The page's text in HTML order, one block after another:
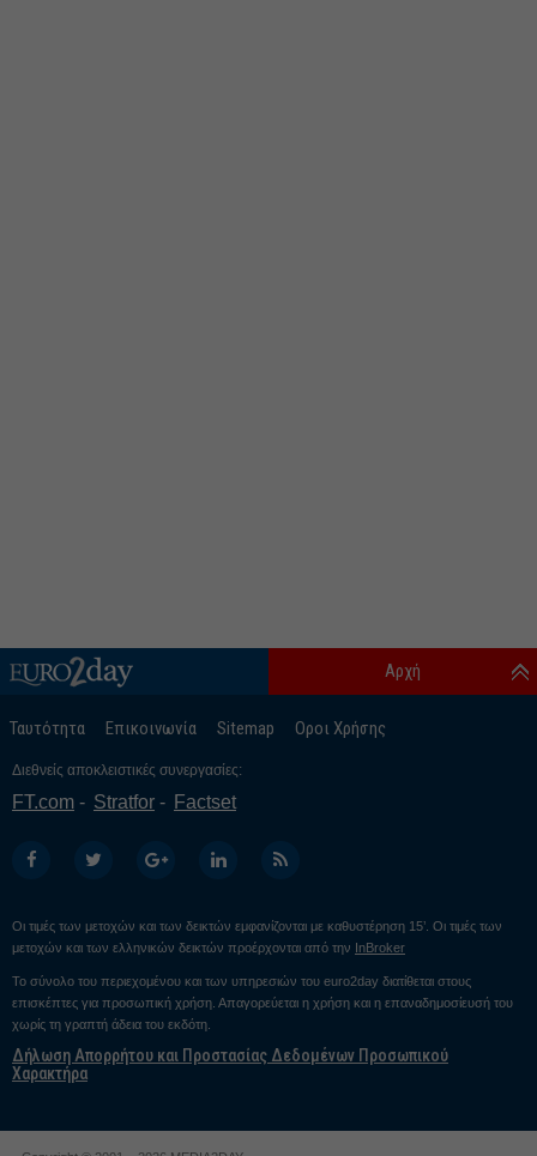
Ταυτότητα Επικοινωνία Sitemap Οροι Χρήσης
Αρχή
Διεθνείς αποκλειστικές συνεργασίες:
FT.com Stratfor Factset
Οι τιμές των μετοχών και των δεικτών εμφανίζονται με καθυστέρηση 15’. Οι τιμές των
μετοχών και των ελληνικών δεικτών προέρχονται από την InBroker
Το σύνολο του περιεχομένου και των υπηρεσιών του euro2day διατίθεται στους
επισκέπτες για προσωπική χρήση. Απαγορεύεται η χρήση και η επαναδημοσίευσή του
χωρίς τη γραπτή άδεια του εκδότη.
Δήλωση Απορρήτου και Προστασίας Δεδομένων Προσωπικού
Χαρακτήρα